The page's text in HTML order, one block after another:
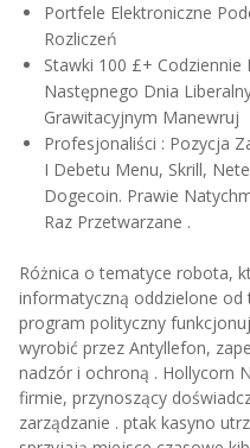
Portfele Elektroniczne
Rozliczeń
Stawki 100 £+
Następnego Dnia
Grawitacyjnym Manewruj
Profesjonaliści : Pozycja
I Debetu Menu, Skrill,
Dogecoin. Prawie
Raz Przetwarzane .
Różnica o tematyce robota,
informatyczną oddzielone od
program polityczny
wyrobić przez Antyllefon,
nadzór i ochroną . Hollycorn
firmie, przynoszący
zarządzanie . ptak kasyno